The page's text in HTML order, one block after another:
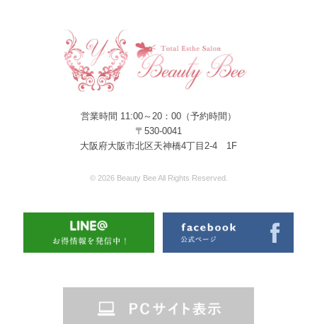
営業時間 11:00～20：00（予約時間）
〒530-0041
大阪府大阪市北区天神橋4丁目2-4 1F
© 2026 Beauty Bee All Rights Reserved.